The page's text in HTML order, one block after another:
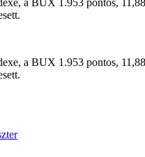
a BUX 1.953 pontos,
a BUX 1.953 pontos,